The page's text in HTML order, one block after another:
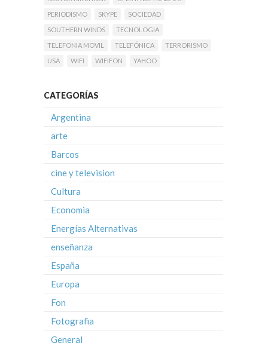
PERIODISMO
SKYPE
SOCIEDAD
SOUTHERN WINDS
TECNOLOGIA
TELEFONIA MOVIL
TELEFÓNICA
TERRORISMO
USA
WIFI WIFIFON YAHOO
CATEGORÍAS
Argentina
arte
Barcos
cine y television
Cultura
Economia
Energías Alternativas
enseñanza
España
Europa
Fon
Fotografia
General